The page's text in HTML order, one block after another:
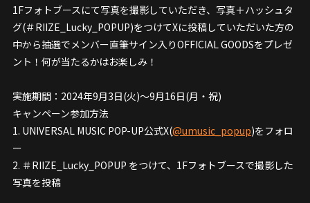
1Fフォトブースにて写真を撮影していただき、写真＋ハッシュタ
グ(＃RIIZE_Lucky_POPUP)をつけてXに投稿していただいた方の
中から抽選でメンバー直筆サイン入りOFFICIAL GOODSをプレゼ
ント！何が当たるかはお楽しみ！
実施期間：2024年9月3日(火)〜9月16日(月・祝)
キャンペーン参加方法
1. UNIVERSAL MUSIC POP-UP公式X(@umusic_popup)をフォロ
ー
2. ＃RIIZE_Lucky_POPUP をつけて、1Fフォトブースで撮影した
写真を投稿